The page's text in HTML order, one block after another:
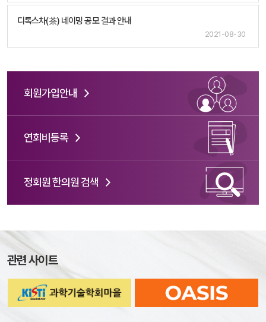
디톡스차(茶) 네이밍 공모 결과 안내
2021-08-30
회원가입안내
연회비등록
정회원 한의원 검색
관련 사이트